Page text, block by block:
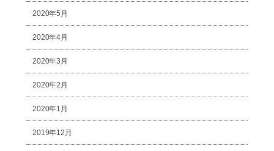
2020年5月
2020年4月
2020年3月
2020年2月
2020年1月
2019年12月